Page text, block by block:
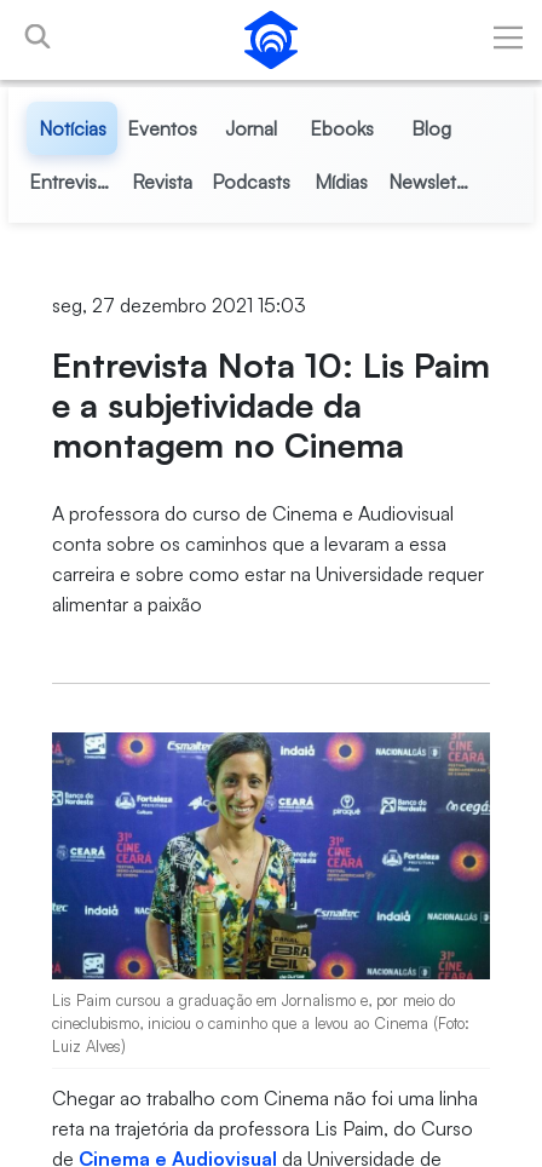
Pular para o Conteúdo principal
Notícias Eventos Jornal Ebooks Blog
Entrevistas Revista Podcasts Mídias Newsletter
seg, 27 dezembro 2021 15:03
Entrevista Nota 10: Lis Paim
e a subjetividade da
montagem no Cinema
A professora do curso de Cinema e Audiovisual
conta sobre os caminhos que a levaram a essa
carreira e sobre como estar na Universidade requer
alimentar a paixão
Lis Paim cursou a graduação em Jornalismo e, por meio do
cineclubismo, iniciou o caminho que a levou ao Cinema (Foto:
Luiz Alves)
Chegar ao trabalho com Cinema não foi uma linha
reta na trajetória da professora Lis Paim, do Curso
de Cinema e Audiovisual da Universidade de